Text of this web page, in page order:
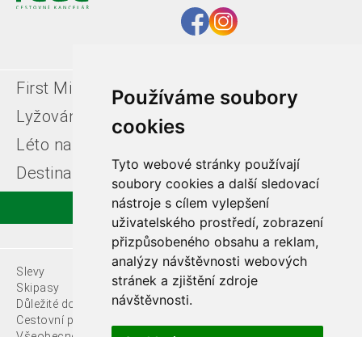
Používáme soubory
cookies
Tyto webové stránky používají
soubory cookies a další sledovací
nástroje s cílem vylepšení
uživatelského prostředí, zobrazení
přizpůsobeného obsahu a reklam,
analýzy návštěvnosti webových
stránek a zjištění zdroje
návštěvnosti.
First Minute
Last minute
Lyžování v Itálii
Léto na horách
Destinace
Slevy
Skipasy
Důležité dokumenty
Cestovní pojištění
Kontakty